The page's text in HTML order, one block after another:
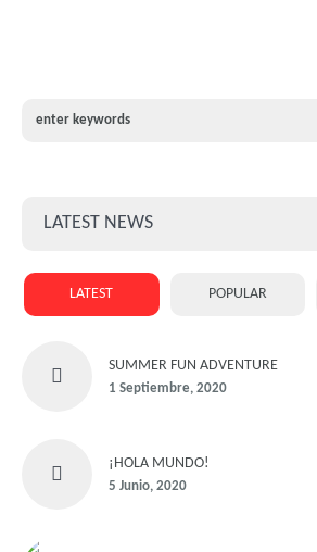
LATEST NEWS
LATEST POPULAR
SUMMER FUN ADVENTURE
1 Septiembre, 2020
¡HOLA MUNDO!
5 Junio, 2020